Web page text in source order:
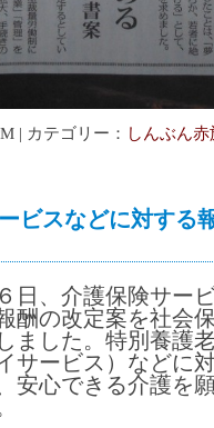
| カテゴリー： しんぶん赤
ビスなどに対する
日、介護保険サー
酬の改定案を社会
ました。特別養護
サービス）などに
安心できる介護を